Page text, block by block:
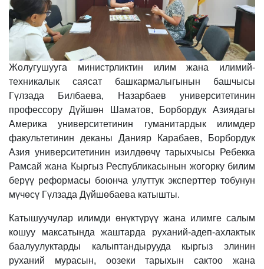
Жолугушууга министрликтин илим жана илимий-
техникалык саясат башкармалыгынын башчысы
Гүлзада Билбаева, Назарбаев университетинин
профессору Дүйшөн Шаматов, Борбордук Азиядагы
Америка университетинин гуманитардык илимдер
факультетинин деканы Данияр Карабаев, Борбордук
Азия университетинин изилдөөчү тарыхчысы Ребекка
Рамсай жана Кыргыз Республикасынын жогорку билим
берүү реформасы боюнча улуттук эксперттер тобунун
мүчөсү Гүлзада Дүйшөбаева катышты.
Катышуучулар илимди өнүктүрүү жана илимге салым
кошуу максатында жаштарда руханий-адеп-ахлактык
баалуулуктарды калыптандырууда кыргыз элинин
руханий мурасын, оозеки тарыхын сактоо жана